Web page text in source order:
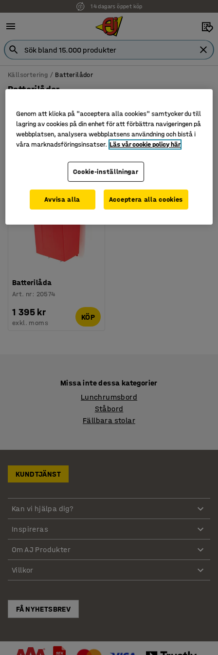
14 dagars öppet köp
Källsortering Batterilådor
Batterilådor
Filtrera Sortera
Batterilåda
Art. nr: 20574
1 395 kr
exkl. moms
KÖP
Missa inte dessa kategorier
Lunchrumsbord
Ståbord
Fällbara stolar
KUNDTJÄNST
Kan vi hjälpa dig?
Inspireras
Om AJ Produkter
Villkor
FÅ NYHETSBREV
Genom att klicka på "acceptera alla cookies" samtycker du till
lagring av cookies på din enhet för att förbättra navigeringen på
webbplatsen, analysera webbplatsens användning och bistå i
våra marknadsföringsinsatser. Läs vår cookie policy här
Cookie-inställningar
Avvisa alla Acceptera alla cookies